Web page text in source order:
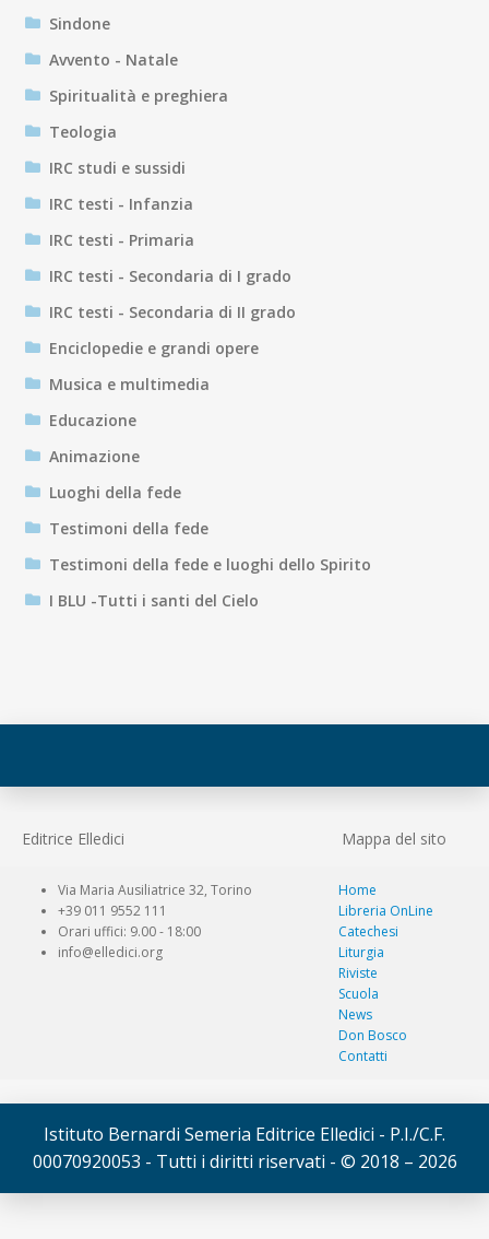
Sindone
Avvento - Natale
Spiritualità e preghiera
Teologia
IRC studi e sussidi
IRC testi - Infanzia
IRC testi - Primaria
IRC testi - Secondaria di I grado
IRC testi - Secondaria di II grado
Enciclopedie e grandi opere
Musica e multimedia
Educazione
Animazione
Luoghi della fede
Testimoni della fede
Testimoni della fede e luoghi dello Spirito
I BLU -Tutti i santi del Cielo
Editrice Elledici Mappa del sito
Via Maria Ausiliatrice 32, Torino
+39 011 9552 111
Orari uffici: 9.00 - 18:00
info@elledici.org
Home
Libreria OnLine
Catechesi
Liturgia
Riviste
Scuola
News
Don Bosco
Contatti
Istituto Bernardi Semeria Editrice Elledici - P.I./C.F.
00070920053 - Tutti i diritti riservati - © 2018 – 2026